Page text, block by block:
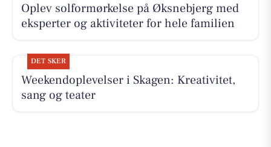
Oplev solformørkelse på Øksnebjerg med
eksperter og aktiviteter for hele familien
DET SKER
Weekendoplevelser i Skagen: Kreativitet,
sang og teater